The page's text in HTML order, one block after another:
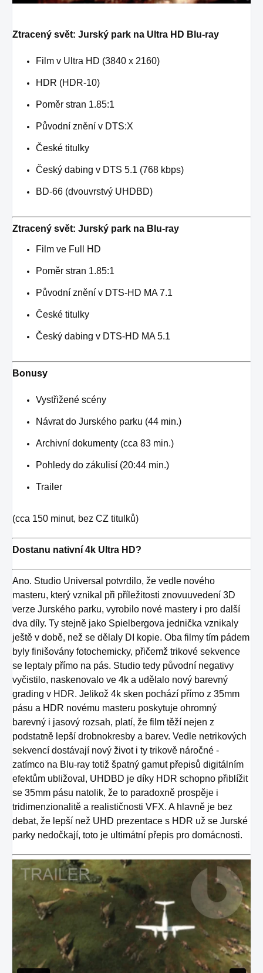
Ztracený svět: Jurský park na Ultra HD Blu-ray
Film v Ultra HD (3840 x 2160)
HDR (HDR-10)
Poměr stran 1.85:1
Původní znění v DTS:X
České titulky
Český dabing v DTS 5.1 (768 kbps)
BD-66 (dvouvrstvý UHDBD)
Ztracený svět: Jurský park na Blu-ray
Film ve Full HD
Poměr stran 1.85:1
Původní znění v DTS-HD MA 7.1
České titulky
Český dabing v DTS-HD MA 5.1
Bonusy
Vystřižené scény
Návrat do Jurského parku (44 min.)
Archivní dokumenty (cca 83 min.)
Pohledy do zákulisí (20:44 min.)
Trailer
(cca 150 minut, bez CZ titulků)
Dostanu nativní 4k Ultra HD?
Ano. Studio Universal potvrdilo, že vedle nového
masteru, který vznikal při příležitosti znovuuvedení 3D
verze Jurského parku, vyrobilo nové mastery i pro další
dva díly. Ty stejně jako Spielbergova jednička vznikaly
ještě v době, než se dělaly DI kopie. Oba filmy tím pádem
byly finišovány fotochemicky, přičemž trikové sekvence
se leptaly přímo na pás. Studio tedy původní negativy
vyčistilo, naskenovalo ve 4k a udělalo nový barevný
grading v HDR. Jelikož 4k sken pochází přímo z 35mm
pásu a HDR novému masteru poskytuje ohromný
barevný i jasový rozsah, platí, že film těží nejen z
podstatně lepší drobnokresby a barev. Vedle netrikových
sekvencí dostávají nový život i ty trikově náročné -
zatímco na Blu-ray totiž špatný gamut přepisů digitálním
efektům ubližoval, UHDBD je díky HDR schopno přiblížit
se 35mm pásu natolik, že to paradoxně prospěje i
tridimenzionalitě a realističnosti VFX. A hlavně je bez
debat, že lepší než UHD prezentace s HDR už se Jurské
parky nedočkají, toto je ultimátní přepis pro domácnosti.